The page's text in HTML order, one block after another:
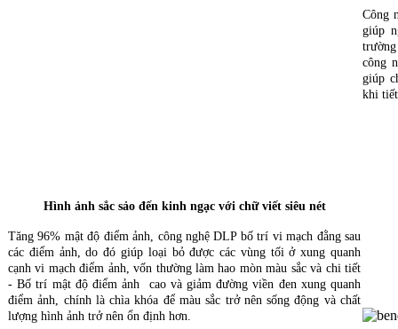
Công
giúp
công
giúp
khi
Hình ảnh sắc sảo đến kinh ngạc với chữ viết siêu nét
Tăng 96% mật độ điểm ảnh, công nghệ DLP bố trí vi mạch đằng sau
các điểm ảnh, do đó giúp loại bỏ được các vùng tối ở xung quanh
cạnh vi mạch điểm ảnh, vốn thường làm hao mòn màu sắc và chi tiết
- Bố trí mật độ điểm ảnh cao và giảm đường viền đen xung quanh
điểm ảnh, chính là chìa khóa để màu sắc trở nên sống động và chất
lượng hình ảnh trở nên ổn định hơn.